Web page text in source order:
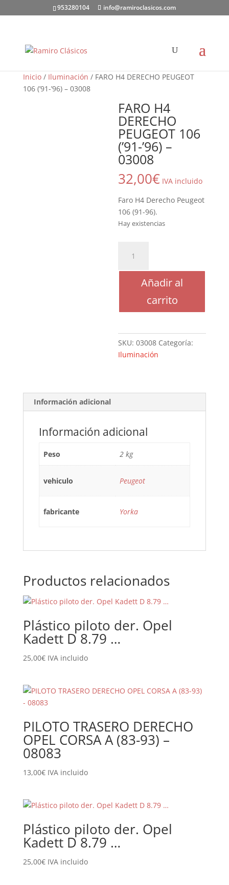
953280104 info@ramiroclasicos.com
Inicio/ Iluminación / FARO H4 DERECHO PEUGEOT
106 (’91-’96) – 03008
FARO H4
DERECHO
PEUGEOT 106
(’91-’96) –
03008
32,00€ IVA incluido
Faro H4 Derecho Peugeot
106 (91-96).
Hay existencias
DERECHO
PEUGEOT
03008
cantidad
Añadir al
carrito
SKU:03008 Categoría:
Iluminación
Información adicional
Información adicional
Peso 2 kg
vehiculo Peugeot
fabricante Yorka
Productos relacionados
Plástico piloto der. Opel
Kadett D 8.79 …
25,00€ IVA incluido
PILOTO TRASERO DERECHO
OPEL CORSA A (83-93) –
08083
13,00€ IVA incluido
Plástico piloto der. Opel
Kadett D 8.79 …
25,00€ IVA incluido